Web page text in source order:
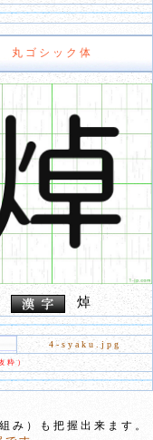
丸ゴシック体
焯
4-syaku.jpg
粋）
み）も把握出来ます。